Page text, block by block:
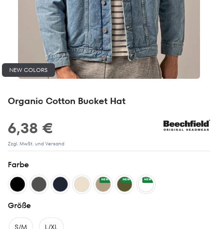
NEW COLORS
Organic Cotton Bucket Hat
6,38 €
Zzgl. MwSt. und Versand
Farbe
NEW NEW NEW
Größe
S/M L/XL